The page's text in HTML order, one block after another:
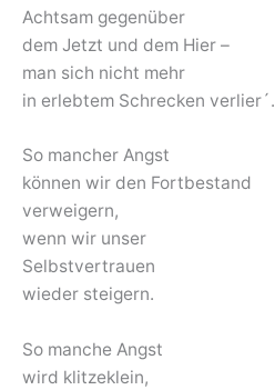
Achtsam gegenüber
dem Jetzt und dem Hier –
man sich nicht mehr
in erlebtem Schrecken verlier´.
So mancher Angst
können wir den Fortbestand
verweigern,
wenn wir unser
Selbstvertrauen
wieder steigern.
So manche Angst
wird klitzeklein,